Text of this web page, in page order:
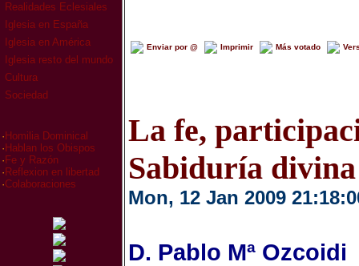
Realidades Eclesiales
Iglesia en España
Iglesia en América
Iglesia resto del mundo
Cultura
Sociedad
· Homilia Dominical
· Hablan los Obispos
· Fe y Razón
· Reflexion en libertad
·Colaboraciones
Enviar por @ Imprimir Más votado
La fe,
Sabiduría divina
Mon, 12 Jan 2009
D. Pablo Mª Ozcoidi